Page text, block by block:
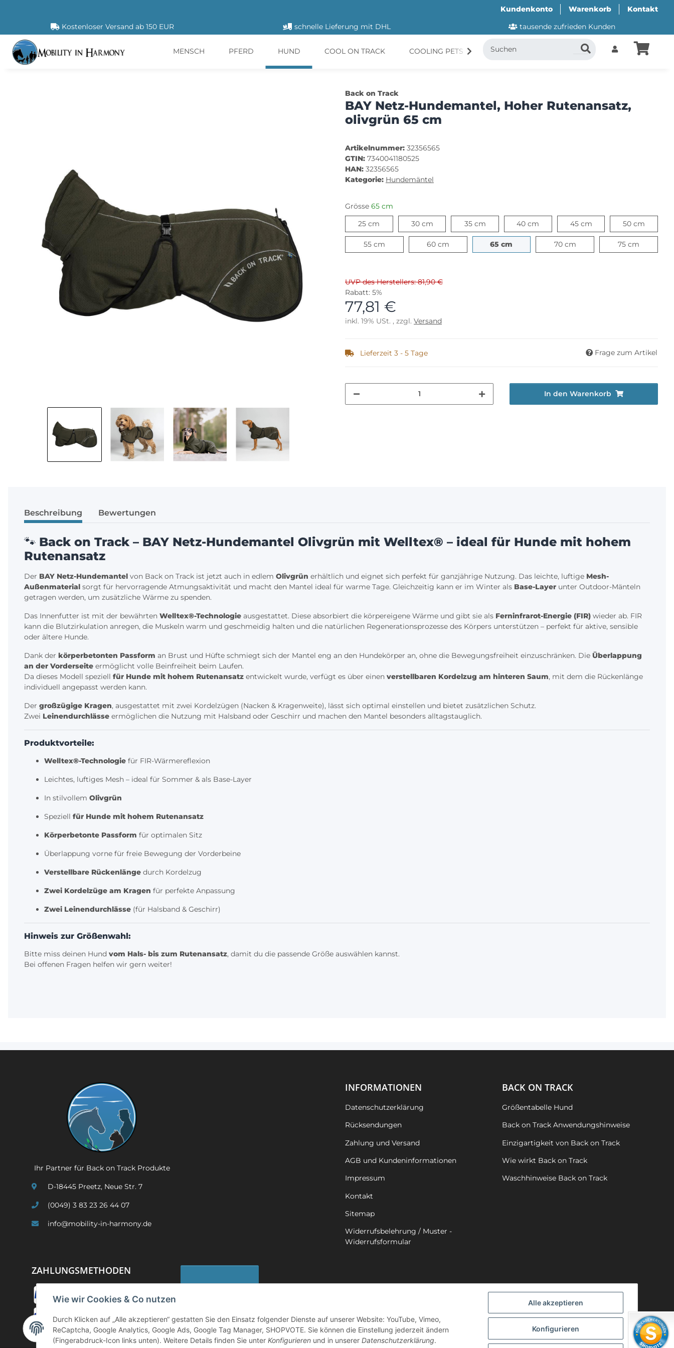
Alle akzeptieren
Konfigurieren
Wie wir Cookies & Co nutzen
Durch Klicken auf „Alle akzeptieren“ gestatten Sie den Einsatz folgender Dienste auf unserer Website: YouTube, Vimeo,
ReCaptcha, Google Analytics, Google Ads, Google Tag Manager, SHOPVOTE. Sie können die Einstellung jederzeit ändern
(Fingerabdruck-Icon links unten). Weitere Details finden Sie unter Konfigurieren und in unserer Datenschutzerklärung.
Kundenkonto Warenkorb
Kontakt
Kostenloser Versand ab 150 EUR
schnelle Lieferung mit DHL tausende zufrieden Kunden
MENSCH PFERD HUND COOL ON TRACK COOLING PETS CANI.COOL SUITICAL
Back on Track
BAY Netz-Hundemantel, Hoher Rutenansatz,
olivgrün 65 cm
Artikelnummer: 32356565
GTIN: 7340041180525
HAN: 32356565
Kategorie: Hundemäntel
Grösse 65 cm
25 cm
30 cm30 cm 35 cm35 cm 40 cm 45 cm45 cm 50 cm
55 cm55 cm 60 cm60 cm 65 cm 70 cm70 cm 75 cm
UVP des Herstellers: 81,90 €
Rabatt: 5%
77,81 €
inkl. 19% USt. , zzgl. Versand
Lieferzeit 3 - 5 Tage Frage zum Artikel
In den Warenkorb
Beschreibung Bewertungen
🐾 Back on Track – BAY Netz-Hundemantel Olivgrün mit Welltex® – ideal für Hunde mit hohem
Rutenansatz
Der BAY Netz-Hundemantel von Back on Track ist jetzt auch in edlem Olivgrün erhältlich und eignet sich perfekt für ganzjährige Nutzung. Das leichte, luftige Mesh-
Außenmaterial sorgt für hervorragende Atmungsaktivität und macht den Mantel ideal für warme Tage. Gleichzeitig kann er im Winter als Base-Layer unter Outdoor-Mänteln
getragen werden, um zusätzliche Wärme zu spenden.
Das Innenfutter ist mit der bewährten Welltex®-Technologie ausgestattet. Diese absorbiert die körpereigene Wärme und gibt sie als Ferninfrarot-Energie (FIR) wieder ab. FIR
kann die Blutzirkulation anregen, die Muskeln warm und geschmeidig halten und die natürlichen Regenerationsprozesse des Körpers unterstützen – perfekt für aktive, sensible
oder ältere Hunde.
Dank der körperbetonten Passform an Brust und Hüfte schmiegt sich der Mantel eng an den Hundekörper an, ohne die Bewegungsfreiheit einzuschränken. Die Überlappung
an der Vorderseite ermöglicht volle Beinfreiheit beim Laufen.
Da dieses Modell speziell für Hunde mit hohem Rutenansatz entwickelt wurde, verfügt es über einen verstellbaren Kordelzug am hinteren Saum, mit dem die Rückenlänge
individuell angepasst werden kann.
Der großzügige Kragen, ausgestattet mit zwei Kordelzügen (Nacken & Kragenweite), lässt sich optimal einstellen und bietet zusätzlichen Schutz.
Zwei Leinendurchlässe ermöglichen die Nutzung mit Halsband oder Geschirr und machen den Mantel besonders alltagstauglich.
Produktvorteile:
Welltex®-Technologie für FIR-Wärmereflexion
Leichtes, luftiges Mesh – ideal für Sommer & als Base-Layer
In stilvollem Olivgrün
Speziell für Hunde mit hohem Rutenansatz
Körperbetonte Passform für optimalen Sitz
Überlappung vorne für freie Bewegung der Vorderbeine
Verstellbare Rückenlänge durch Kordelzug
Zwei Kordelzüge am Kragen für perfekte Anpassung
Zwei Leinendurchlässe (für Halsband & Geschirr)
Hinweis zur Größenwahl:
Bitte miss deinen Hund vom Hals- bis zum Rutenansatz, damit du die passende Größe auswählen kannst.
Bei offenen Fragen helfen wir gern weiter!
Ihr Partner für Back on Track Produkte
D-18445 Preetz, Neue Str. 7
(0049) 3 83 23 26 44 07
info@mobility-in-harmony.de
INFORMATIONEN
Datenschutzerklärung
Rücksendungen
Zahlung und Versand
AGB und Kundeninformationen
Impressum
Kontakt
Sitemap
Widerrufsbelehrung / Muster -
Widerrufsformular
BACK ON TRACK
Größentabelle Hund
Back on Track Anwendungshinweise
Einzigartigkeit von Back on Track
Wie wirkt Back on Track
Waschhinweise Back on Track
ZAHLUNGSMETHODEN